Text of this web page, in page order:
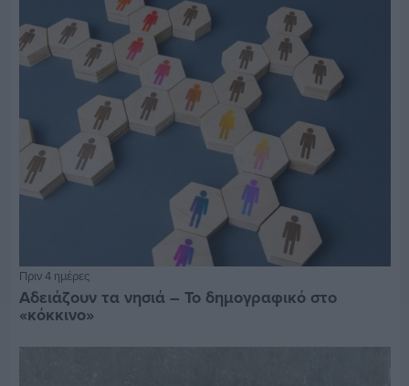
Πριν 4 ημέρες
Αδειάζουν τα νησιά – Το δημογραφικό στο
«κόκκινο»